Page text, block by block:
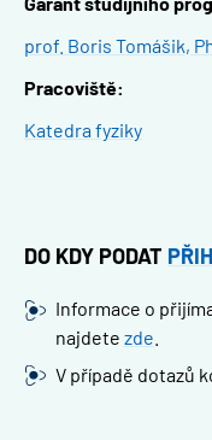
prof. Boris Tomášik,
Pracoviště:
Katedra fyziky
DO KDY PODAT
Informace o
najdete zde
V případě dotazů